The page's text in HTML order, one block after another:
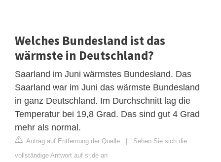
Welches Bundesland ist das
wärmste in Deutschland?
Saarland im Juni wärmstes Bundesland. Das
Saarland war im Juni das wärmste Bundesland
in ganz Deutschland. Im Durchschnitt lag die
Temperatur bei 19,8 Grad. Das sind gut 4 Grad
mehr als normal.
Antrag auf Entfernung der Quelle
Sehen Sie sich die
vollständige Antwort auf sr.de an